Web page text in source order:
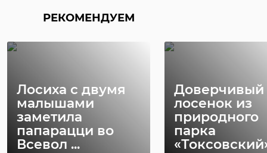
РЕКОМЕНДУЕМ
Лосиха с двумя
малышами
заметила
папарацци во
Всевол ...
Доверчивый
лосенок из
природного
парка